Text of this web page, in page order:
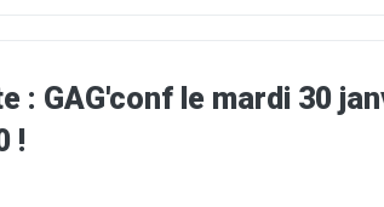
: GAG'conf le mardi 30
!